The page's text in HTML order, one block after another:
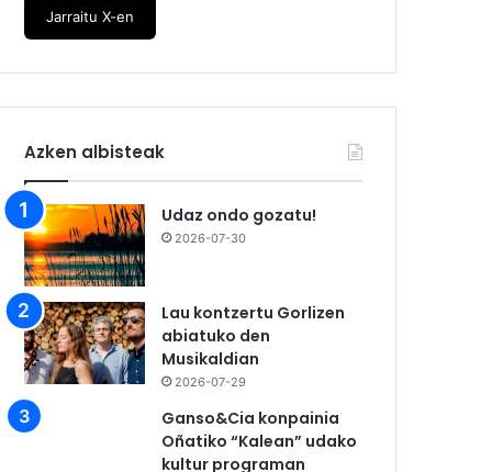
Jarraitu X-en
Azken albisteak
Udaz ondo gozatu!
2026-07-30
Lau kontzertu Gorlizen
abiatuko den
Musikaldian
2026-07-29
Ganso&Cia konpainia
Oñatiko “Kalean” udako
kultur programan